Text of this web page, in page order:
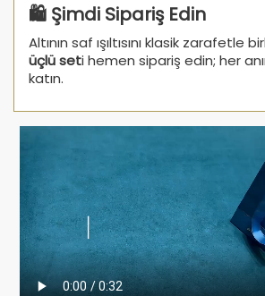
🛍️ Şimdi Sipariş Edin
Altının saf ışıltısını klasik zarafetle
üçlü seti hemen sipariş edin; her
katın.